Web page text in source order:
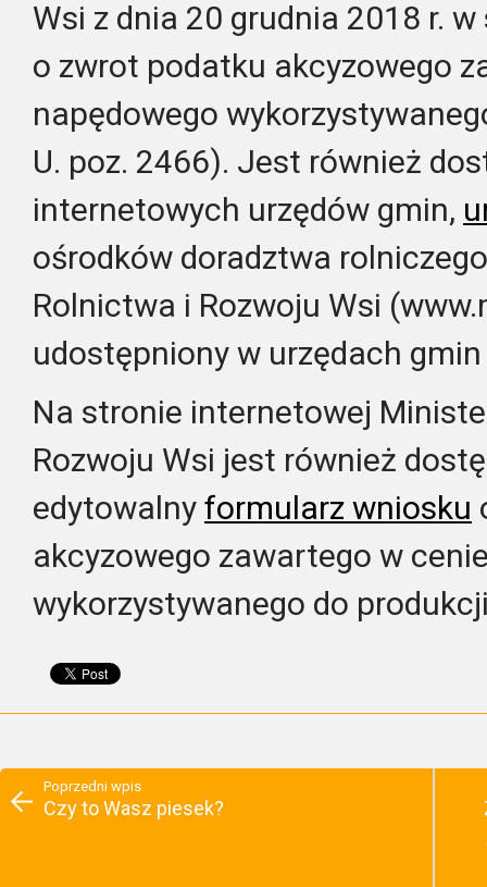
Wsi z dnia 20 grudnia 2018 r.
o zwrot podatku akcyzowego
napędowego
U. poz. 2466). Jest również
internetowych urzędów gmin,
ośrodków doradztwa
Rolnictwa i Rozwoju Wsi
udostępniony w urzędach
Na stronie internetowej
Rozwoju Wsi jest również
edytowalny formularz wniosku
akcyzowego zawartego w
wykorzystywanego do
Poprzedni wpis
Czy to Wasz piesek?